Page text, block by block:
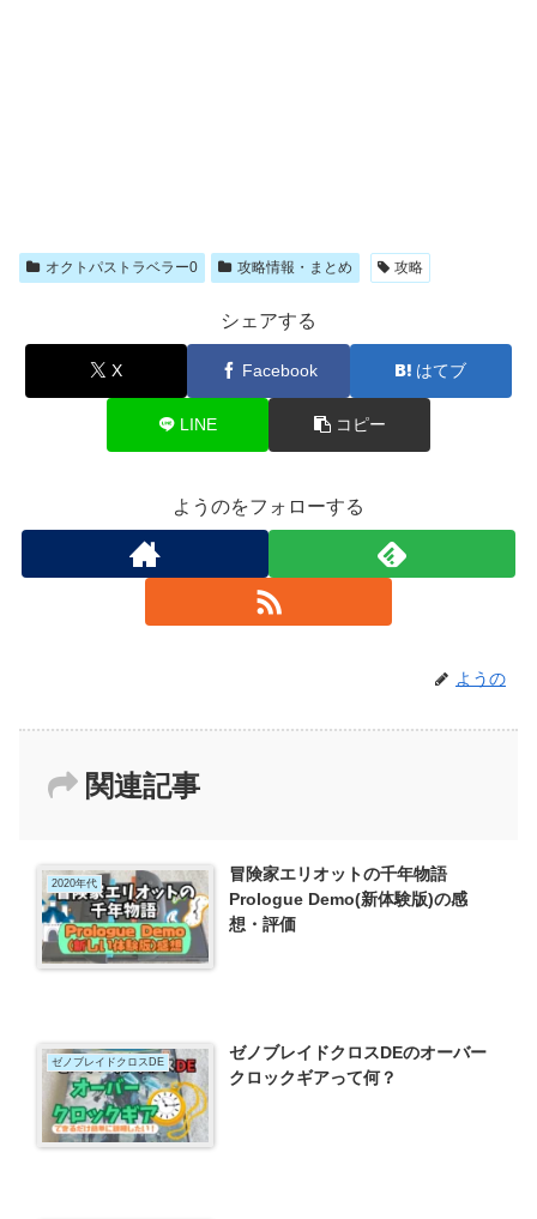
オクトパストラベラー0 攻略情報・まとめ 攻略
シェアする
X Facebook はてブ
LINE コピー
ようのをフォローする
ようの
関連記事
2020年代
冒険家エリオットの千年物語
Prologue Demo(新体験版)の感
想・評価
ゼノブレイドクロスDE
ゼノブレイドクロスDEのオーバー
クロックギアって何？